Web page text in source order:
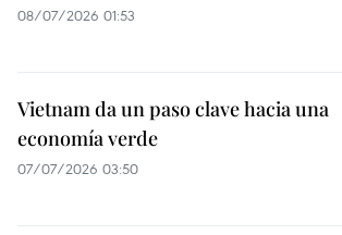
08/07/2026 01:53
Vietnam da un paso clave hacia una
economía verde
07/07/2026 03:50